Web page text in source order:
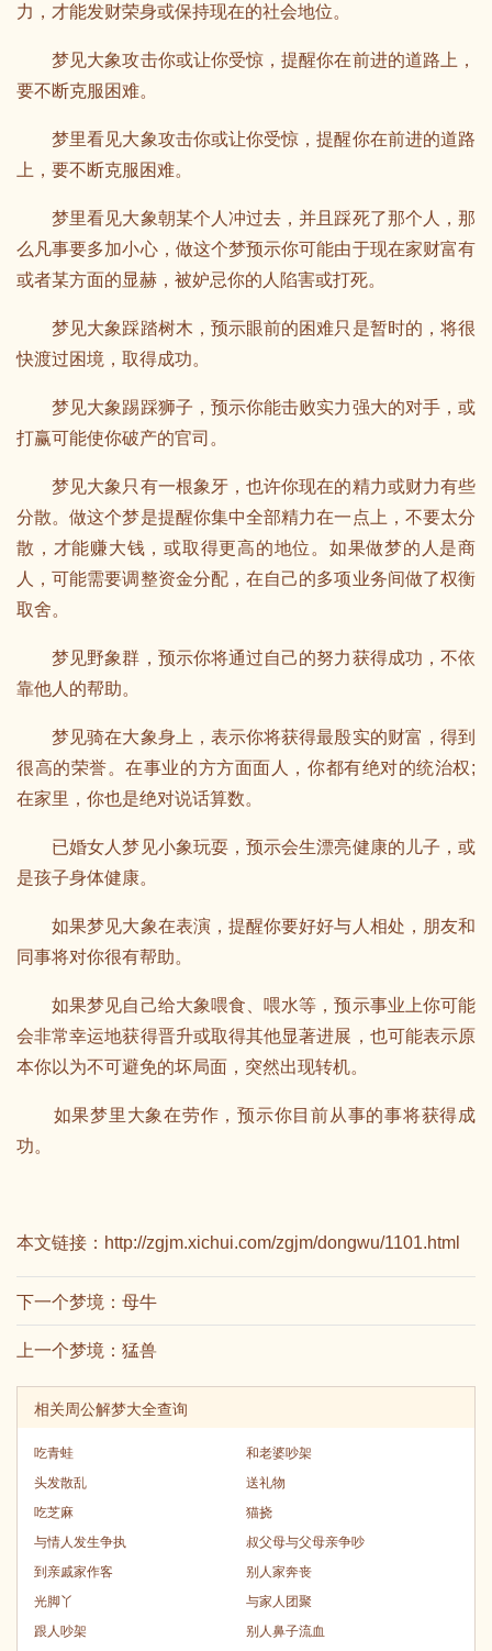
力，才能发财荣身或保持现在的社会地位。
梦见大象攻击你或让你受惊，提醒你在前进的道路上，
要不断克服困难。
梦里看见大象攻击你或让你受惊，提醒你在前进的道路
上，要不断克服困难。
梦里看见大象朝某个人冲过去，并且踩死了那个人，那
么凡事要多加小心，做这个梦预示你可能由于现在家财富有
或者某方面的显赫，被妒忌你的人陷害或打死。
梦见大象踩踏树木，预示眼前的困难只是暂时的，将很
快渡过困境，取得成功。
梦见大象踢踩狮子，预示你能击败实力强大的对手，或
打赢可能使你破产的官司。
梦见大象只有一根象牙，也许你现在的精力或财力有些
分散。做这个梦是提醒你集中全部精力在一点上，不要太分
散，才能赚大钱，或取得更高的地位。如果做梦的人是商
人，可能需要调整资金分配，在自己的多项业务间做了权衡
取舍。
梦见野象群，预示你将通过自己的努力获得成功，不依
靠他人的帮助。
梦见骑在大象身上，表示你将获得最殷实的财富，得到
很高的荣誉。在事业的方方面面人，你都有绝对的统治权;
在家里，你也是绝对说话算数。
已婚女人梦见小象玩耍，预示会生漂亮健康的儿子，或
是孩子身体健康。
如果梦见大象在表演，提醒你要好好与人相处，朋友和
同事将对你很有帮助。
如果梦见自己给大象喂食、喂水等，预示事业上你可能
会非常幸运地获得晋升或取得其他显著进展，也可能表示原
本你以为不可避免的坏局面，突然出现转机。
如果梦里大象在劳作，预示你目前从事的事将获得成
功。
本文链接： http://zgjm.xichui.com/zgjm/dongwu/1101.html
下一个梦境： 母牛
上一个梦境： 猛兽
相关周公解梦大全查询
吃青蛙
和老婆吵架
头发散乱
送礼物
吃芝麻
猫挠
与情人发生争执
叔父母与父母亲争吵
到亲戚家作客
别人家奔丧
光脚丫
与家人团聚
跟人吵架
别人鼻子流血